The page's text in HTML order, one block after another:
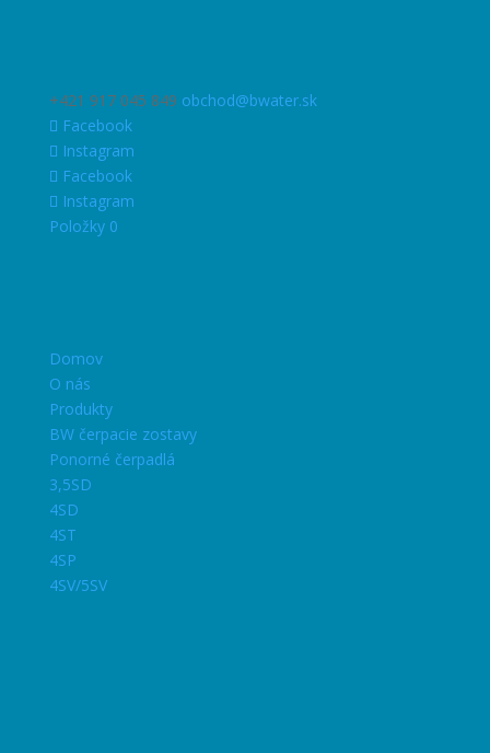
+421 917 045 849 obchod@bwater.sk
Facebook
Instagram
Facebook
Instagram
Položky 0
Domov
O nás
Produkty
BW čerpacie zostavy
Ponorné čerpadlá
3,5SD
4SD
4ST
4SP
4SV/5SV